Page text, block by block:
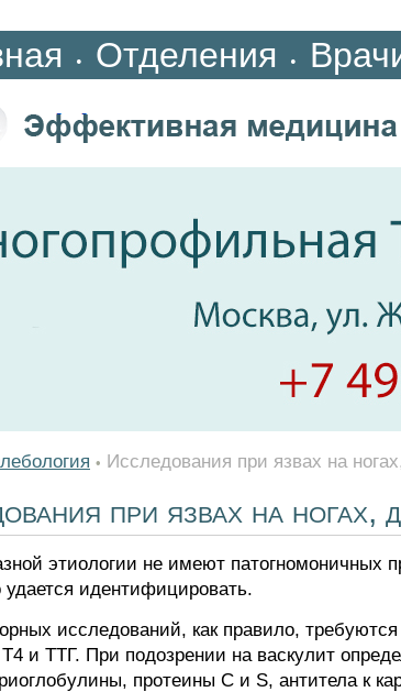
• Отделения •
• Исследования при язвах на
при язвах на ногах,
этиологии не имеют патогномоничных
идентифицировать.
исследований, как правило,
и ТТГ. При подозрении на васкулит
протеины С и S, антитела к